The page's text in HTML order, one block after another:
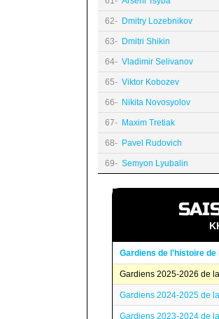
62- Dmitry Lozebnikov
63- Dmitri Shikin
64- Vladimir Selivanov
65- Viktor Kobozev
66- Nikita Novosyolov
67- Maxim Tretiak
68- Pavel Rudovich
69- Semyon Lyubalin
Gardiens de l'histoire de
Gardiens 2025-2026 de
Gardiens 2024-2025 de
Gardiens 2023-2024 de